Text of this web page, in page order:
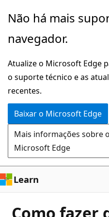
Pular
o
principal
Não há mais
navegador.
Atualize o Microsoft Edge
o suporte técnico e as
recentes.
Baixar o Microsoft Edge
Mais informações sobre
Microsoft Edge
Learn